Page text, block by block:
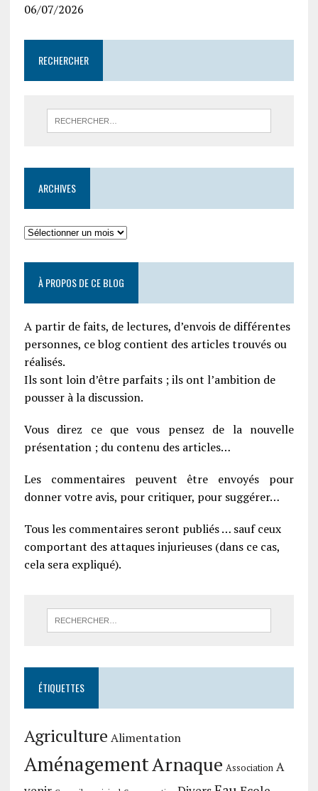
06/07/2026
RECHERCHER
ARCHIVES
À PROPOS DE CE BLOG
A partir de faits, de lectures, d’envois de différentes
personnes, ce blog contient des articles trouvés ou
réalisés.
Ils sont loin d’être parfaits ; ils ont l’ambition de
pousser à la discussion.
Vous direz ce que vous pensez de la nouvelle
présentation ; du contenu des articles…
Les commentaires peuvent être envoyés pour
donner votre avis, pour critiquer, pour suggérer…
Tous les commentaires seront publiés … sauf ceux
comportant des attaques injurieuses (dans ce cas,
cela sera expliqué).
ÉTIQUETTES
Agriculture Alimentation
AménagementArnaque Association A